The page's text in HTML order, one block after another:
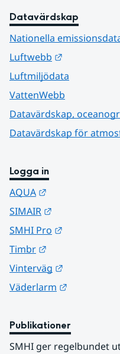
Datavärdskap
Nationella
Luftwebb
Luftmiljödata
VattenWebb
Datavärdskap,
Datavärdskap för
Logga in
AQUA
SIMAIR
SMHI Pro
Timbr
Vinterväg
Väderlarm
Publikationer
SMHI ger regelbundet